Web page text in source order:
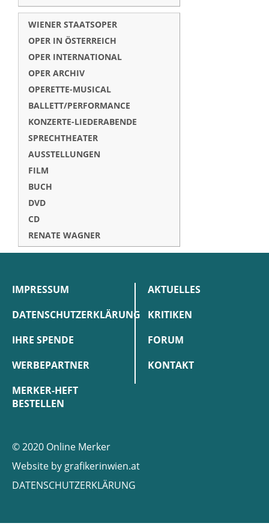
WIENER STAATSOPER
OPER IN ÖSTERREICH
OPER INTERNATIONAL
OPER ARCHIV
OPERETTE-MUSICAL
BALLETT/PERFORMANCE
KONZERTE-LIEDERABENDE
SPRECHTHEATER
AUSSTELLUNGEN
FILM
BUCH
DVD
CD
RENATE WAGNER
IMPRESSUM
DATENSCHUTZERKLÄRUNG
IHRE SPENDE
WERBEPARTNER
MERKER-HEFT
BESTELLEN
AKTUELLES
KRITIKEN
FORUM
KONTAKT
© 2020 Online Merker
Website by grafikerinwien.at
DATENSCHUTZERKLÄRUNG